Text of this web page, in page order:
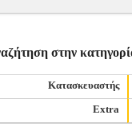
στην
Κατασκευαστής
Extra